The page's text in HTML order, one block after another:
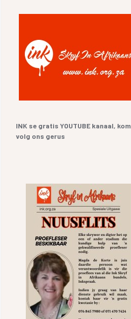
VAN
INK se gratis YOUTUBE kanaal, kom
volg ons gerus